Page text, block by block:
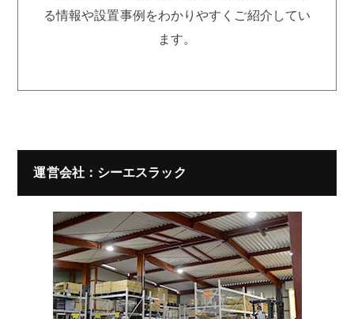
る情報や設置事例をわかりやすくご紹介してい
ます。
運営会社：シーエスラック